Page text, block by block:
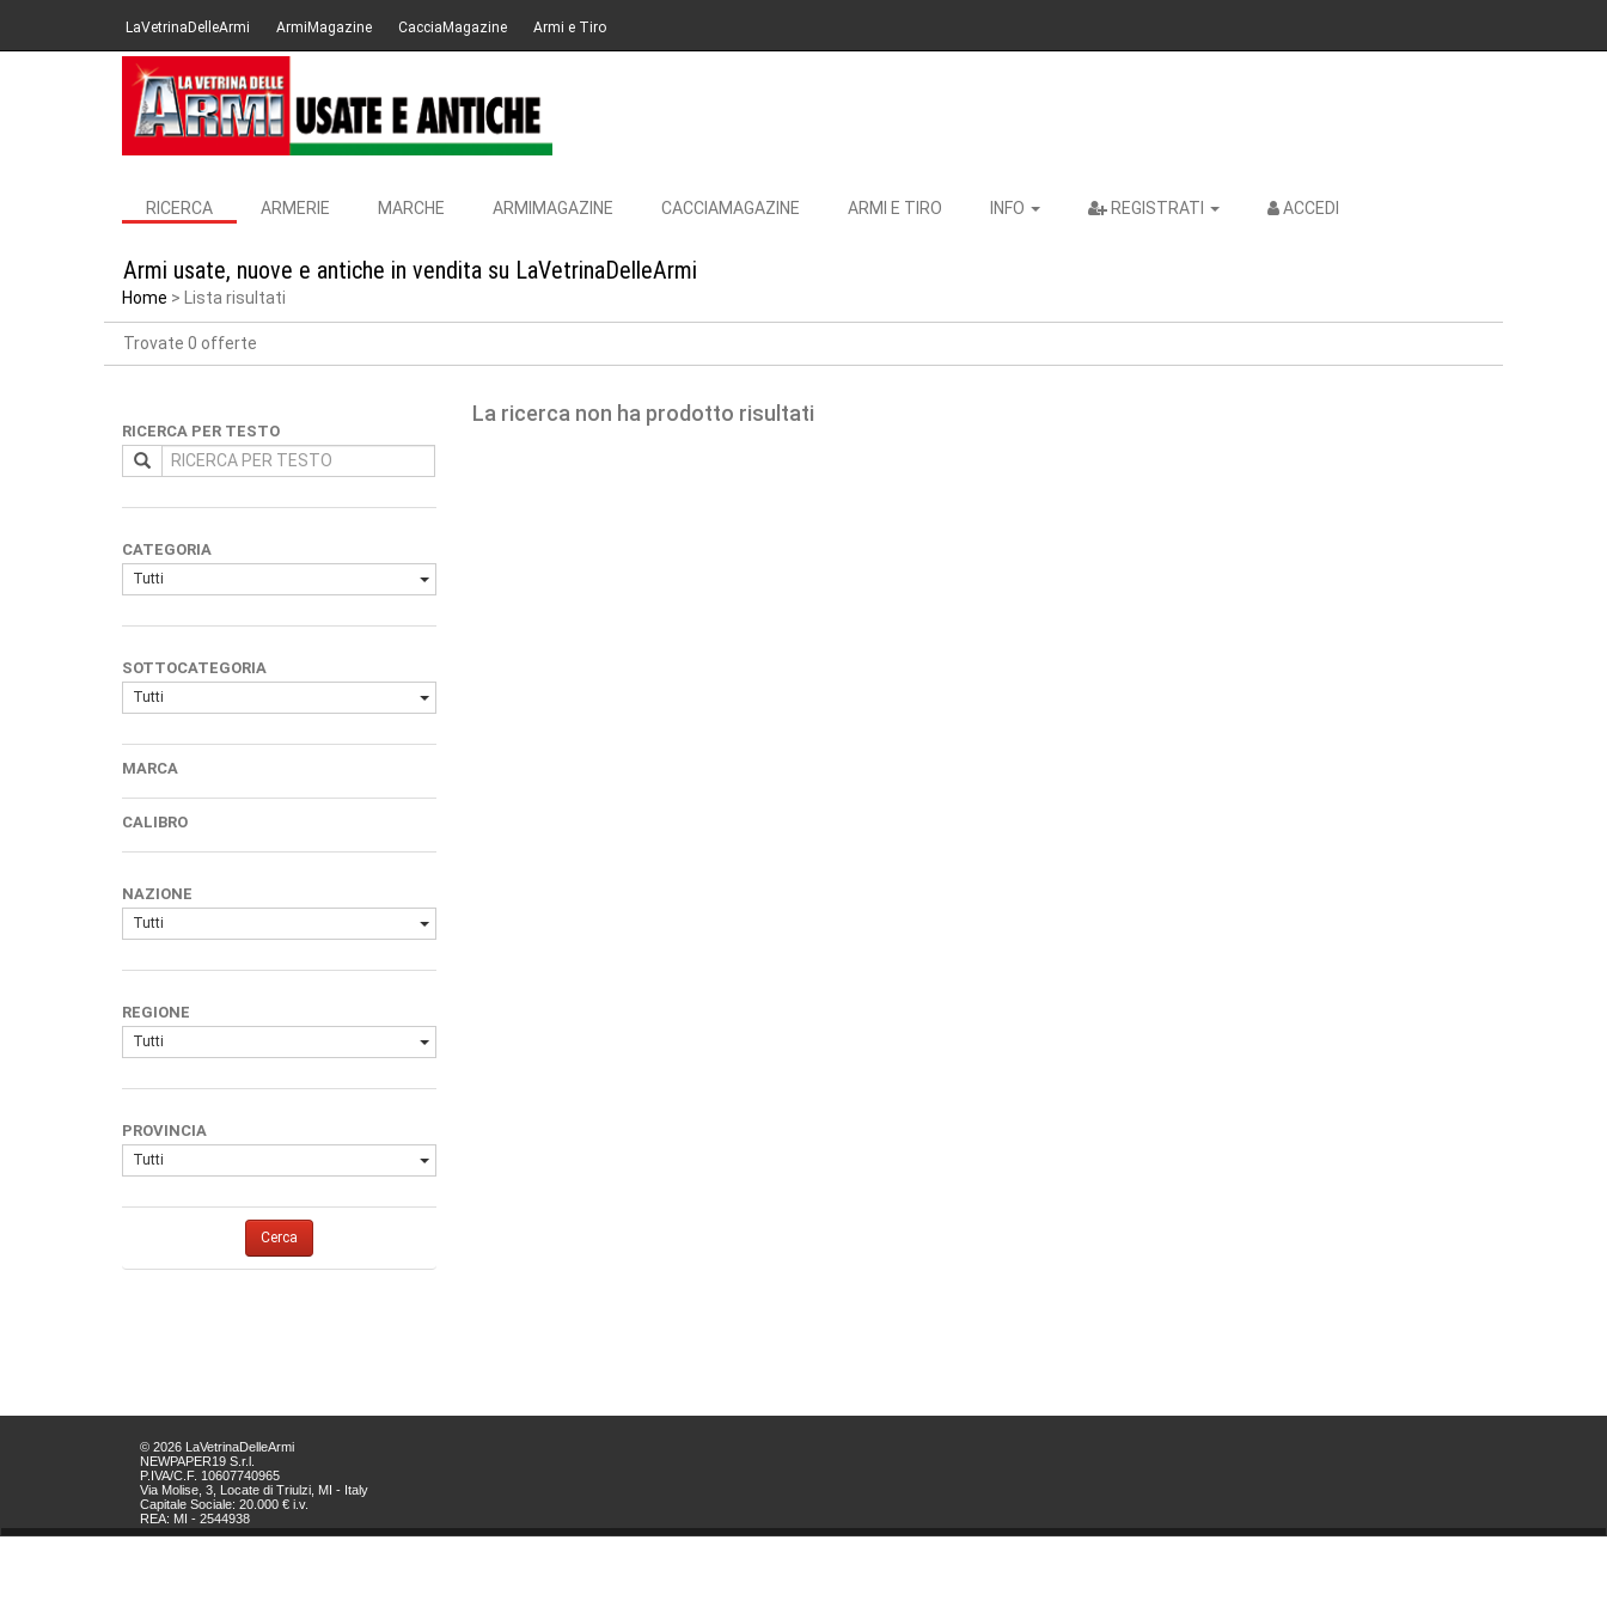
LaVetrinaDelleArmi ArmiMagazine CacciaMagazine Armi e Tiro
RICERCA ARMERIE MARCHE ARMIMAGAZINE CACCIAMAGAZINE ARMI E TIRO INFO REGISTRATI ACCEDI
Armi usate, nuove e antiche in vendita su LaVetrinaDelleArmi
Home Lista risultati
Trovate 0 offerte
RICERCA PER TESTO
CATEGORIA
Tutti
SOTTOCATEGORIA
Tutti
MARCA
CALIBRO
NAZIONE
Tutti
REGIONE
Tutti
PROVINCIA
Tutti
Cerca
La ricerca non ha prodotto risultati
© 2026 LaVetrinaDelleArmi
NEWPAPER19 S.r.l.
P.IVA/C.F. 10607740965
Via Molise, 3, Locate di Triulzi, MI - Italy
Capitale Sociale: 20.000 € i.v.
REA: MI - 2544938